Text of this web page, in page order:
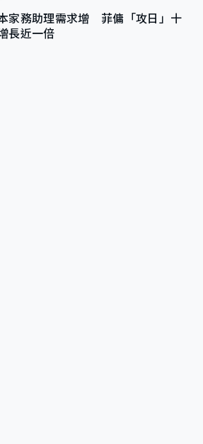
家務助理需求增 菲傭「攻日」十
長近一倍